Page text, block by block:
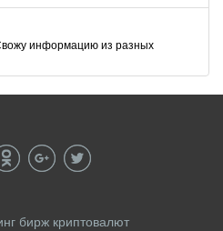
информацию из разных
бирж криптовалют